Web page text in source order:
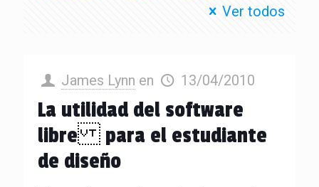
Ver todos
James Lynn en 13/04/2010
La utilidad del software
libre para el estudiante
de diseño